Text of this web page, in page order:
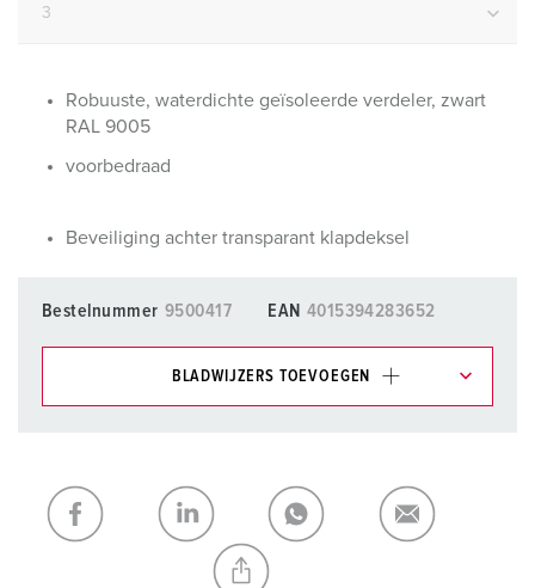
Robuuste, waterdichte geïsoleerde verdeler, zwart
RAL 9005
voorbedraad
Beveiliging achter transparant klapdeksel
Bestelnummer 9500417 EAN 4015394283652
BLADWIJZERS TOEVOEGEN
Mijn lijst TOEVOEGEN
NIEUW LIJST MAKEN